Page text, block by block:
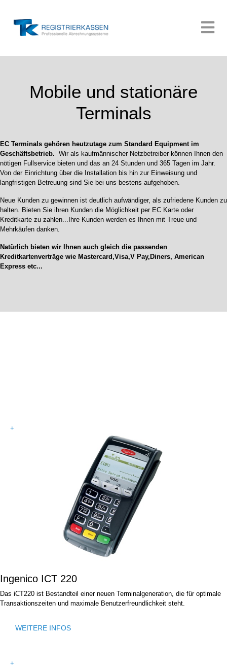
Mobile und stationäre
Terminals
EC Terminals gehören heutzutage zum Standard Equipment im
Geschäftsbetrieb. Wir als kaufmännischer Netzbetreiber können Ihnen den
nötigen Fullservice bieten und das an 24 Stunden und 365 Tagen im Jahr.
Von der Einrichtung über die Installation bis hin zur Einweisung und
langfristigen Betreuung sind Sie bei uns bestens aufgehoben.
Neue Kunden zu gewinnen ist deutlich aufwändiger, als zufriedene Kunden zu
halten. Bieten Sie ihren Kunden die Möglichkeit per EC Karte oder
Kreditkarte zu zahlen...Ihre Kunden werden es Ihnen mit Treue und
Mehrkäufen danken.
Natürlich bieten wir Ihnen auch gleich die passenden
Kreditkartenverträge wie Mastercard,Visa,V Pay,Diners, American
Express etc...
+
Ingenico ICT 220
Das iCT220 ist Bestandteil einer neuen Terminalgeneration, die für optimale
Transaktionszeiten und maximale Benutzerfreundlichkeit steht.
WEITERE INFOS
+